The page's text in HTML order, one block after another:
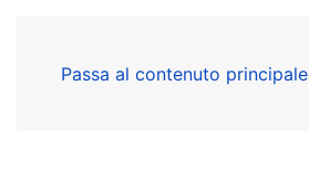
Passa al contenuto principale